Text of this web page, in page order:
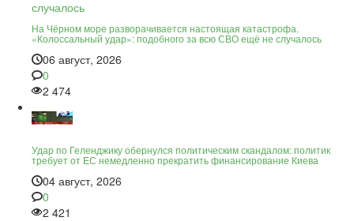
На Чёрном море разворачивается настоящая катастрофа.
«Колоссальный удар»: подобного за всю СВО ещё не случалось
06 август, 2026
0
2 474
Удар по Геленджику обернулся политическим скандалом: политик
требует от ЕС немедленно прекратить финансирование Киева
04 август, 2026
0
2 421